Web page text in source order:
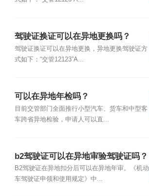
驾驶证换证可以在异地更换吗？
驾驶证换证可以在异地更换，异地更换驾驶证方
式如下：“交管12123”A...
可以在异地年检吗？
目前交管部门全面推行小型汽车、货车和中型客
车跨省异地检验，申请人可以直...
b2驾驶证可以在异地审验驾驶证吗？
B2驾驶证在异地扣分后可以在异地年审。《机动
车驾驶证申领和使用规定》中...